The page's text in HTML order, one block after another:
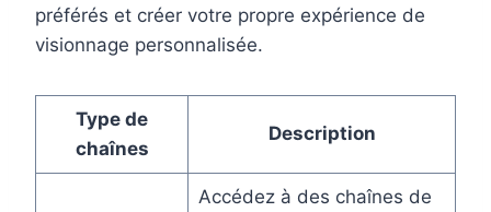
préférés et créer votre propre expérience de
visionnage personnalisée.
Type de
chaînes
Description
Accédez à des chaînes de